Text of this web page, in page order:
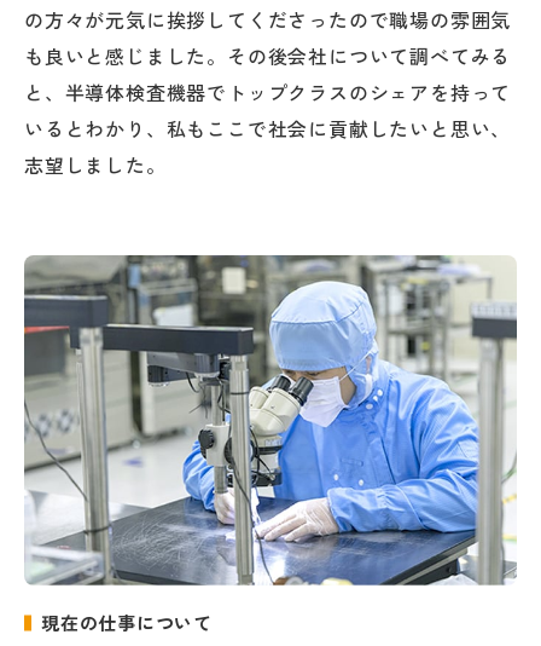
の方々が元気に挨拶してくださったので職場の雰囲気
も良いと感じました。その後会社について調べてみる
と、半導体検査機器でトップクラスのシェアを持って
いるとわかり、私もここで社会に貢献したいと思い、
志望しました。
現在の仕事について